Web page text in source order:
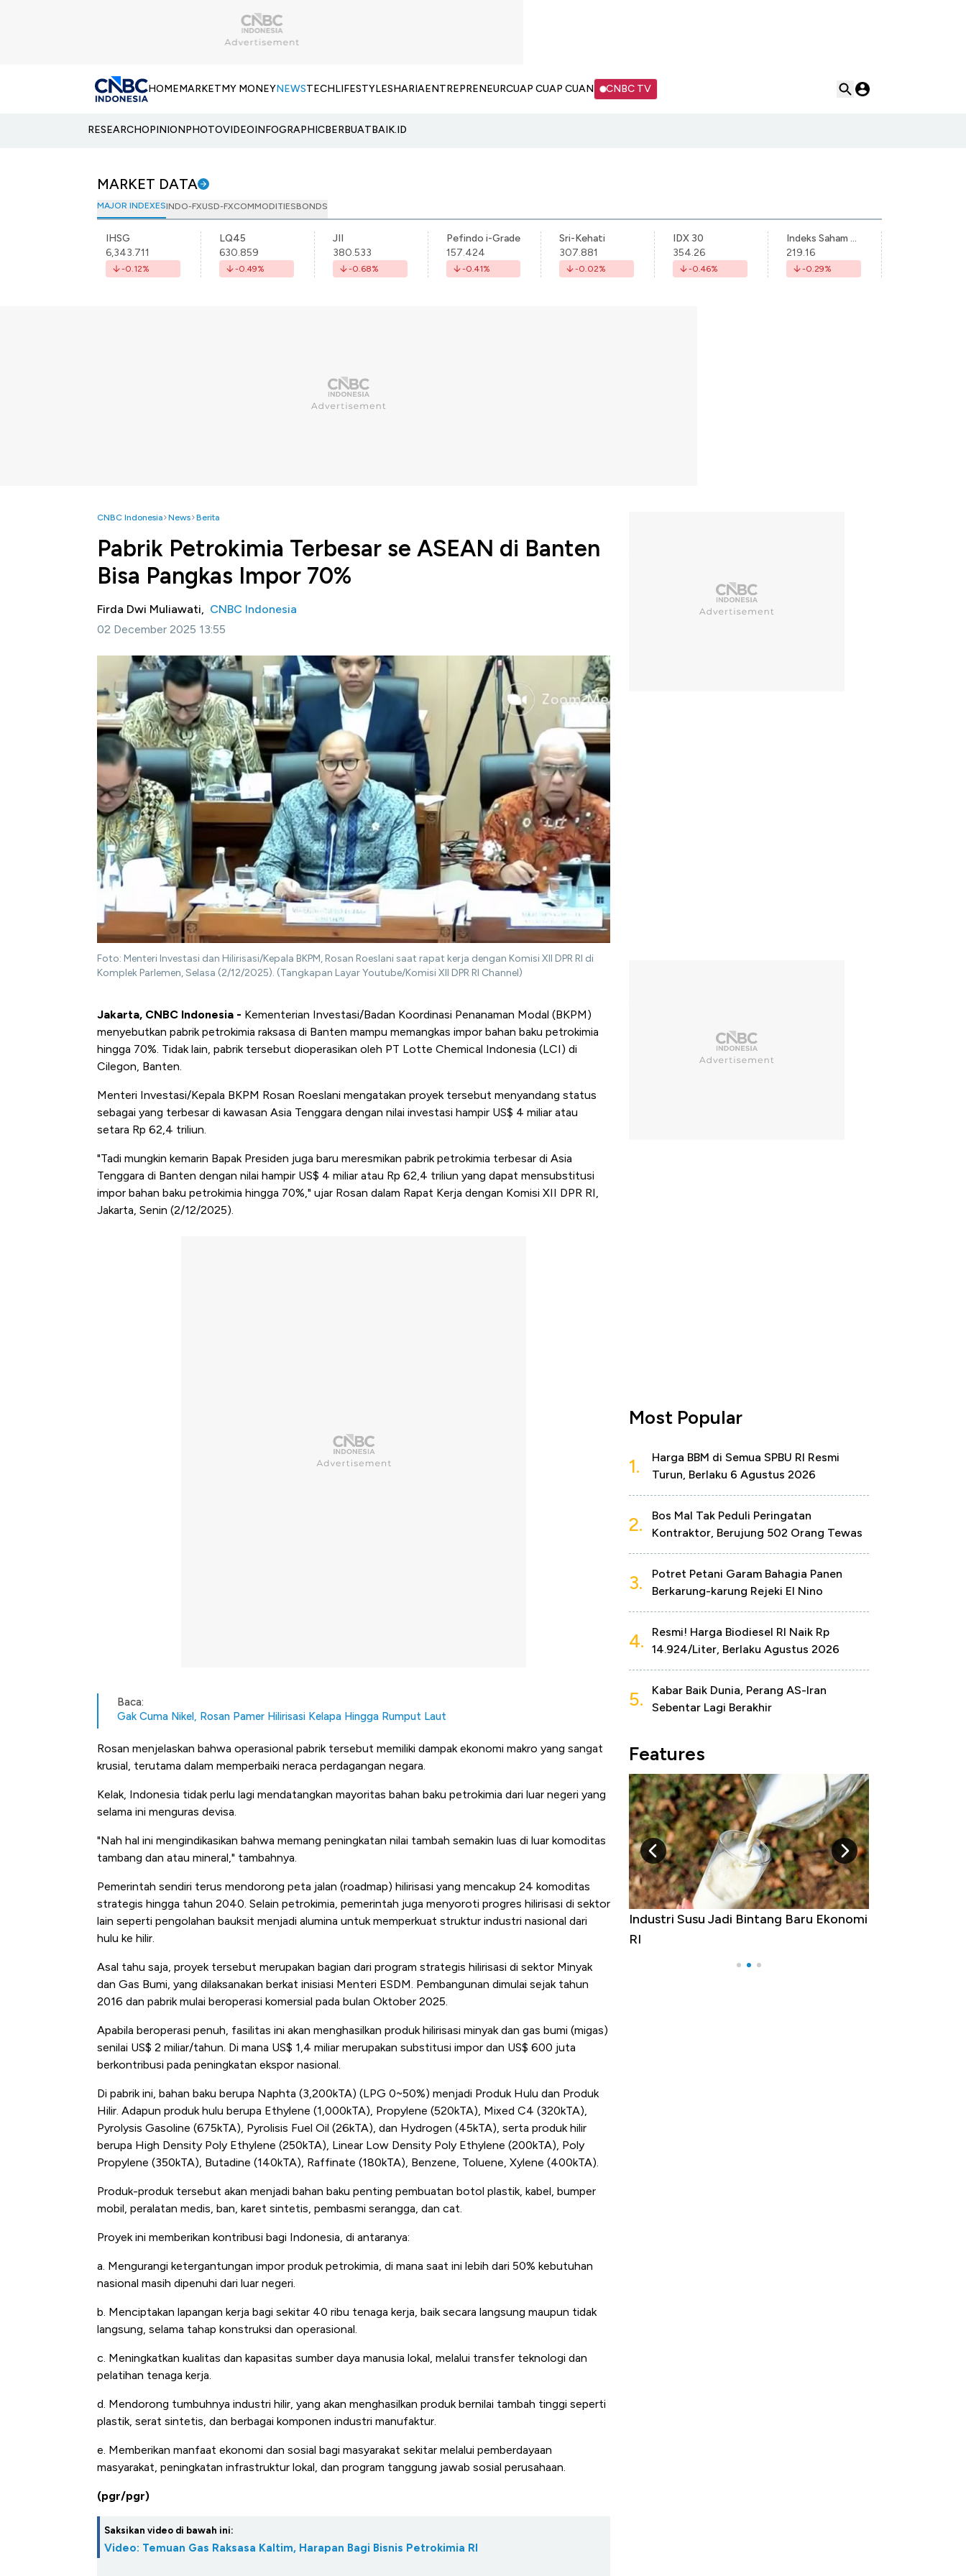
HOMEMARKETMY MONEYNEWSTECHLIFESTYLESHARIAENTREPRENEURCUAP CUAP CUAN CNBC TV
RESEARCHOPINIONPHOTOVIDEOINFOGRAPHICBERBUATBAIK.ID
MARKET DATA
MAJOR INDEXESINDO-FXUSD-FXCOMMODITIESBONDS
IHSG
6,343.711
-0.12%
LQ45
630.859
-0.49%
JII
380.533
-0.68%
Pefindo i-Grade
157.424
-0.41%
Sri-Kehati
307.881
-0.02%
IDX 30
354.26
-0.46%
Indeks Saham Syariah Indonesia
219.16
-0.29%
CNBC Indonesia News Berita
Pabrik Petrokimia Terbesar se ASEAN di Banten
Bisa Pangkas Impor 70%
Firda Dwi Muliawati, CNBC Indonesia
02 December 2025 13:55
Foto: Menteri Investasi dan Hilirisasi/Kepala BKPM, Rosan Roeslani saat rapat kerja dengan Komisi XII DPR RI di
Komplek Parlemen, Selasa (2/12/2025). (Tangkapan Layar Youtube/Komisi XII DPR RI Channel)
Jakarta, CNBC Indonesia - Kementerian Investasi/Badan Koordinasi Penanaman Modal (BKPM)
menyebutkan pabrik petrokimia raksasa di Banten mampu memangkas impor bahan baku petrokimia
hingga 70%. Tidak lain, pabrik tersebut dioperasikan oleh PT Lotte Chemical Indonesia (LCI) di
Cilegon, Banten.
Menteri Investasi/Kepala BKPM Rosan Roeslani mengatakan proyek tersebut menyandang status
sebagai yang terbesar di kawasan Asia Tenggara dengan nilai investasi hampir US$ 4 miliar atau
setara Rp 62,4 triliun.
"Tadi mungkin kemarin Bapak Presiden juga baru meresmikan pabrik petrokimia terbesar di Asia
Tenggara di Banten dengan nilai hampir US$ 4 miliar atau Rp 62,4 triliun yang dapat mensubstitusi
impor bahan baku petrokimia hingga 70%," ujar Rosan dalam Rapat Kerja dengan Komisi XII DPR RI,
Jakarta, Senin (2/12/2025).
Baca:
Gak Cuma Nikel, Rosan Pamer Hilirisasi Kelapa Hingga Rumput Laut
Rosan menjelaskan bahwa operasional pabrik tersebut memiliki dampak ekonomi makro yang sangat
krusial, terutama dalam memperbaiki neraca perdagangan negara.
Kelak, Indonesia tidak perlu lagi mendatangkan mayoritas bahan baku petrokimia dari luar negeri yang
selama ini menguras devisa.
"Nah hal ini mengindikasikan bahwa memang peningkatan nilai tambah semakin luas di luar komoditas
tambang dan atau mineral," tambahnya.
Pemerintah sendiri terus mendorong peta jalan (roadmap) hilirisasi yang mencakup 24 komoditas
strategis hingga tahun 2040. Selain petrokimia, pemerintah juga menyoroti progres hilirisasi di sektor
lain seperti pengolahan bauksit menjadi alumina untuk memperkuat struktur industri nasional dari
hulu ke hilir.
Asal tahu saja, proyek tersebut merupakan bagian dari program strategis hilirisasi di sektor Minyak
dan Gas Bumi, yang dilaksanakan berkat inisiasi Menteri ESDM. Pembangunan dimulai sejak tahun
2016 dan pabrik mulai beroperasi komersial pada bulan Oktober 2025.
Apabila beroperasi penuh, fasilitas ini akan menghasilkan produk hilirisasi minyak dan gas bumi (migas)
senilai US$ 2 miliar/tahun. Di mana US$ 1,4 miliar merupakan substitusi impor dan US$ 600 juta
berkontribusi pada peningkatan ekspor nasional.
Di pabrik ini, bahan baku berupa Naphta (3,200kTA) (LPG 0~50%) menjadi Produk Hulu dan Produk
Hilir. Adapun produk hulu berupa Ethylene (1,000kTA), Propylene (520kTA), Mixed C4 (320kTA),
Pyrolysis Gasoline (675kTA), Pyrolisis Fuel Oil (26kTA), dan Hydrogen (45kTA), serta produk hilir
berupa High Density Poly Ethylene (250kTA), Linear Low Density Poly Ethylene (200kTA), Poly
Propylene (350kTA), Butadine (140kTA), Raffinate (180kTA), Benzene, Toluene, Xylene (400kTA).
Produk-produk tersebut akan menjadi bahan baku penting pembuatan botol plastik, kabel, bumper
mobil, peralatan medis, ban, karet sintetis, pembasmi serangga, dan cat.
Proyek ini memberikan kontribusi bagi Indonesia, di antaranya:
a. Mengurangi ketergantungan impor produk petrokimia, di mana saat ini lebih dari 50% kebutuhan
nasional masih dipenuhi dari luar negeri.
b. Menciptakan lapangan kerja bagi sekitar 40 ribu tenaga kerja, baik secara langsung maupun tidak
langsung, selama tahap konstruksi dan operasional.
c. Meningkatkan kualitas dan kapasitas sumber daya manusia lokal, melalui transfer teknologi dan
pelatihan tenaga kerja.
d. Mendorong tumbuhnya industri hilir, yang akan menghasilkan produk bernilai tambah tinggi seperti
plastik, serat sintetis, dan berbagai komponen industri manufaktur.
e. Memberikan manfaat ekonomi dan sosial bagi masyarakat sekitar melalui pemberdayaan
masyarakat, peningkatan infrastruktur lokal, dan program tanggung jawab sosial perusahaan.
(pgr/pgr)
Saksikan video di bawah ini:
Video: Temuan Gas Raksasa Kaltim, Harapan Bagi Bisnis Petrokimia RI
Most Popular
1.
Harga BBM di Semua SPBU RI Resmi
Turun, Berlaku 6 Agustus 2026
2.
Bos Mal Tak Peduli Peringatan
Kontraktor, Berujung 502 Orang Tewas
3.
Potret Petani Garam Bahagia Panen
Berkarung-karung Rejeki El Nino
4.
Resmi! Harga Biodiesel RI Naik Rp
14.924/Liter, Berlaku Agustus 2026
5.
Kabar Baik Dunia, Perang AS-Iran
Sebentar Lagi Berakhir
Features
Bangkit dari Kubur! Bisnis Furniture &
Industri Susu Jadi Bintang Baru Ekonomi
RI